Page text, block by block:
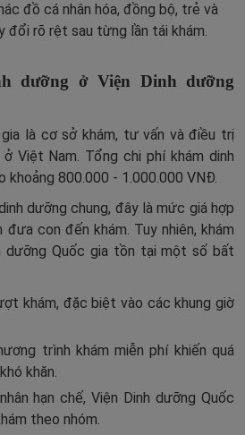
đồ cá nhân hóa, đồng bộ, trẻ và
đổi rõ rệt sau từng lần tái khám.
dưỡng ở Viện Dinh dưỡng
là cơ sở khám, tư vấn và điều trị
Việt Nam. Tổng chi phí khám dinh
khoảng 800.000 - 1.000.000 VNĐ.
dưỡng chung, đây là mức giá hợp
con đến khám. Tuy nhiên, khám
dưỡng Quốc gia tồn tại một số bất
khám, đặc biệt vào các khung giờ
trình khám miễn phí khiến quá
khăn.
hạn chế, Viện Dinh dưỡng Quốc
theo nhóm.